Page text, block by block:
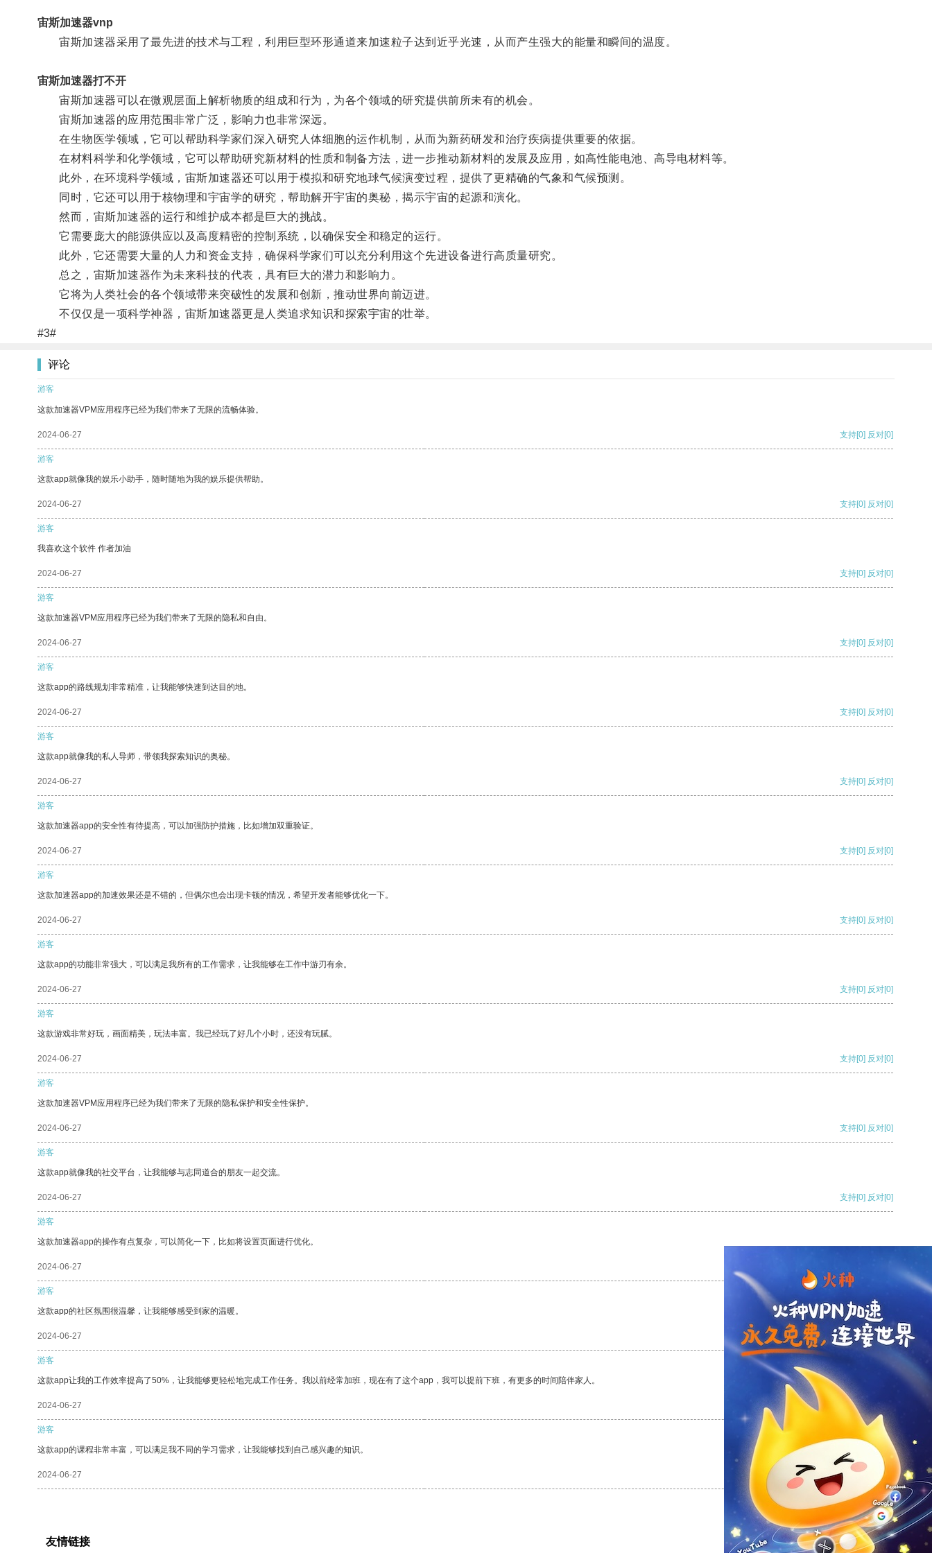
宙斯加速器vnp
宙斯加速器采用了最先进的技术与工程，利用巨型环形通道来加速粒子达到近乎光速，从而产生强大的能量和瞬间的温度。
宙斯加速器打不开
宙斯加速器可以在微观层面上解析物质的组成和行为，为各个领域的研究提供前所未有的机会。
宙斯加速器的应用范围非常广泛，影响力也非常深远。
在生物医学领域，它可以帮助科学家们深入研究人体细胞的运作机制，从而为新药研发和治疗疾病提供重要的依据。
在材料科学和化学领域，它可以帮助研究新材料的性质和制备方法，进一步推动新材料的发展及应用，如高性能电池、高导电材料等。
此外，在环境科学领域，宙斯加速器还可以用于模拟和研究地球气候演变过程，提供了更精确的气象和气候预测。
同时，它还可以用于核物理和宇宙学的研究，帮助解开宇宙的奥秘，揭示宇宙的起源和演化。
然而，宙斯加速器的运行和维护成本都是巨大的挑战。
它需要庞大的能源供应以及高度精密的控制系统，以确保安全和稳定的运行。
此外，它还需要大量的人力和资金支持，确保科学家们可以充分利用这个先进设备进行高质量研究。
总之，宙斯加速器作为未来科技的代表，具有巨大的潜力和影响力。
它将为人类社会的各个领域带来突破性的发展和创新，推动世界向前迈进。
不仅仅是一项科学神器，宙斯加速器更是人类追求知识和探索宇宙的壮举。
#3#
评论
游客
这款加速器VPM应用程序已经为我们带来了无限的流畅体验。
2024-06-27 支持[0] 反对[0]
游客
这款app就像我的娱乐小助手，随时随地为我的娱乐提供帮助。
2024-06-27 支持[0] 反对[0]
游客
我喜欢这个软件 作者加油
2024-06-27 支持[0] 反对[0]
游客
这款加速器VPM应用程序已经为我们带来了无限的隐私和自由。
2024-06-27 支持[0] 反对[0]
游客
这款app的路线规划非常精准，让我能够快速到达目的地。
2024-06-27 支持[0] 反对[0]
游客
这款app就像我的私人导师，带领我探索知识的奥秘。
2024-06-27 支持[0] 反对[0]
游客
这款加速器app的安全性有待提高，可以加强防护措施，比如增加双重验证。
2024-06-27 支持[0] 反对[0]
游客
这款加速器app的加速效果还是不错的，但偶尔也会出现卡顿的情况，希望开发者能够优化一下。
2024-06-27 支持[0] 反对[0]
游客
这款app的功能非常强大，可以满足我所有的工作需求，让我能够在工作中游刃有余。
2024-06-27 支持[0] 反对[0]
游客
这款游戏非常好玩，画面精美，玩法丰富。我已经玩了好几个小时，还没有玩腻。
2024-06-27 支持[0] 反对[0]
游客
这款加速器VPM应用程序已经为我们带来了无限的隐私保护和安全性保护。
2024-06-27 支持[0] 反对[0]
游客
这款app就像我的社交平台，让我能够与志同道合的朋友一起交流。
2024-06-27 支持[0] 反对[0]
游客
这款加速器app的操作有点复杂，可以简化一下，比如将设置页面进行优化。
2024-06-27
游客
这款app的社区氛围很温馨，让我能够感受到家的温暖。
2024-06-27 支持 [0] 反对[0]
游客
这款app让我的工作效率提高了50%，让我能够更轻松地完成工作任务。我以前经常加班，现在有了这个app，我可以提前下班，有更多的时间陪伴家人。
2024-06-27 支持[0] 反对
游客
这款app的课程非常丰富，可以满足我不同的学习需求，让我能够找到自己感兴趣的知识。
2024-06-27 支持[0] 反对[0]
友情链接